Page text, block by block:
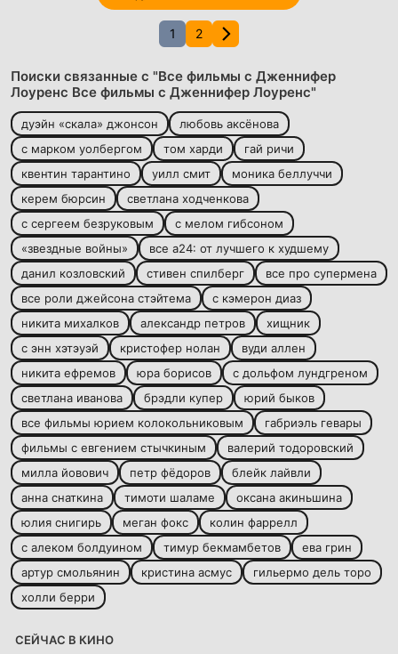
1 2
Поиски связанные с "Все фильмы с Дженнифер
Лоуренс Все фильмы с Дженнифер Лоуренс"
дуэйн «скала» джонсон
любовь аксёнова
с марком уолбергом
том харди
гай ричи
квентин тарантино
уилл смит
моника беллуччи
керем бюрсин
светлана ходченкова
с сергеем безруковым
с мелом гибсоном
«звездные войны»
все а24: от лучшего к худшему
данил козловский
стивен спилберг
все про супермена
все роли джейсона стэйтема
с кэмерон диаз
никита михалков
александр петров
хищник
с энн хэтэуэй
кристофер нолан
вуди аллен
никита ефремов
юра борисов
с дольфом лундгреном
светлана иванова
брэдли купер
юрий быков
все фильмы юрием колокольниковым
габриэль гевары
фильмы с евгением стычкиным
валерий тодоровский
милла йовович
петр фёдоров
блейк лайвли
анна снаткина
тимоти шаламе
оксана акиньшина
юлия снигирь
меган фокс
колин фаррелл
с алеком болдуином
тимур бекмамбетов
ева грин
артур смольянин
кристина асмус
гильермо дель торо
холли берри
СЕЙЧАС В КИНО